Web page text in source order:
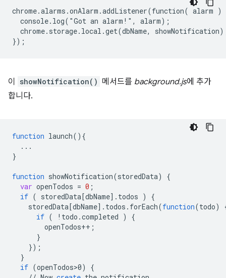
chrome.alarms.onAlarm.addListener(function( alarm
  console.log("Got an alarm!", alarm);
chrome.storage.local.get(dbName,
이 showNotification() 메서드를 background.js에 추가
합니다.
function launch() {
...
}
function showNotification(storedData)
{
var openTodos = 0 ;
if ( storedData[dbName] . todos )
{
storedData[dbName] . todos . forEach(function(todo)
if ( ! todo .completed )
{
openTodos++ ;
}
});
}
if (openTodos>0)
{